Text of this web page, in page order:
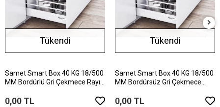
Tükendi
Samet Smart Box 40 KG 18/500
MM Bordürlü Gri Çekmece Rayı
0,00 TL
Tükendi
Samet Smart Box 40 KG 18/500
MM Bordürsüz Gri Çekmece
0,00 TL